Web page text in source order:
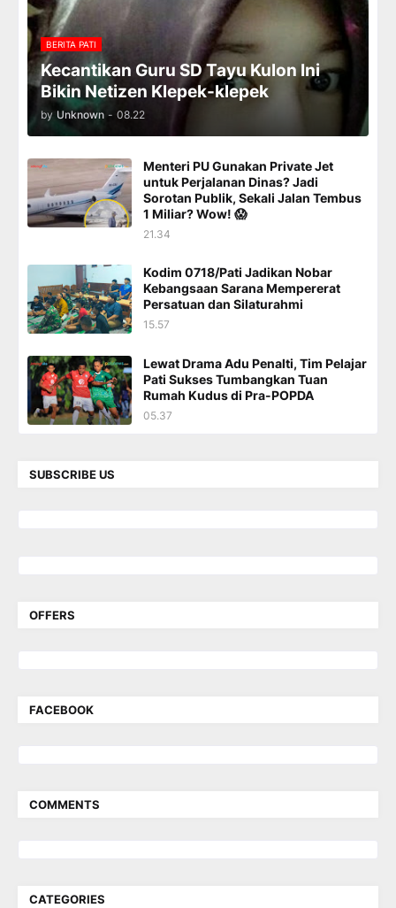
BERITA PATI
Kecantikan Guru SD Tayu Kulon Ini
Bikin Netizen Klepek-klepek
by Unknown - 08.22
Menteri PU Gunakan Private Jet
untuk Perjalanan Dinas? Jadi
Sorotan Publik, Sekali Jalan Tembus
1 Miliar? Wow! 😱
21.34
Kodim 0718/Pati Jadikan Nobar
Kebangsaan Sarana Mempererat
Persatuan dan Silaturahmi
15.57
Lewat Drama Adu Penalti, Tim Pelajar
Pati Sukses Tumbangkan Tuan
Rumah Kudus di Pra-POPDA
05.37
SUBSCRIBE US
OFFERS
FACEBOOK
COMMENTS
CATEGORIES